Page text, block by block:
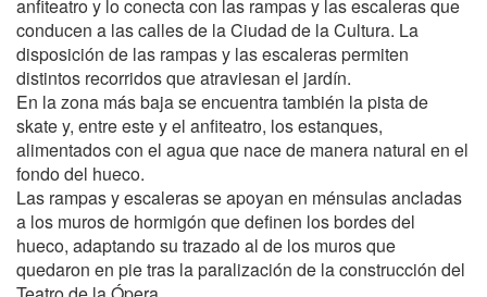
anfiteatro y lo conecta con las rampas y las escaleras que
conducen a las calles de la Ciudad de la Cultura. La
disposición de las rampas y las escaleras permiten
distintos recorridos que atraviesan el jardín.
En la zona más baja se encuentra también la pista de
skate y, entre este y el anfiteatro, los estanques,
alimentados con el agua que nace de manera natural en el
fondo del hueco.
Las rampas y escaleras se apoyan en ménsulas ancladas
a los muros de hormigón que definen los bordes del
hueco, adaptando su trazado al de los muros que
quedaron en pie tras la paralización de la construcción del